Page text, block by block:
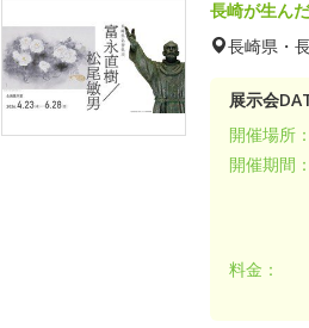
長崎が生ん
長崎県・
展示会
開催場所：
開催期間：
料金：